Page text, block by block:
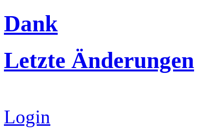
Dank
Letzte Änderungen
Login